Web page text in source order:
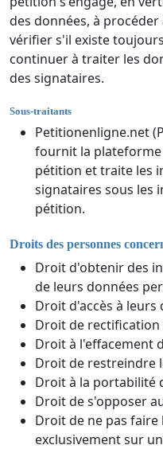
des données, à
vérifier s'il existe
continuer à traiter les
des signataires.
Sous-traitants
Petitionenligne.net
fournit la
pétition et traite les
signataires sous les
pétition.
Droits des personnes
Droit d'obtenir des
de leurs données
Droit d'accès à leurs
Droit de rectification
Droit à l'effacement
Droit de restreindre
Droit à la portabilité
Droit de s'opposer
Droit de ne pas
exclusivement sur